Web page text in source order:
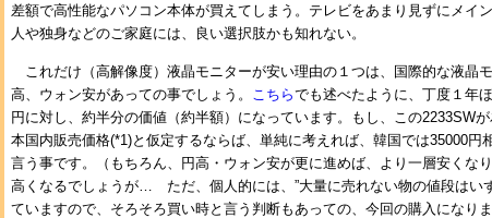
差額で高性能なパソコン本体が買えてしまう。テレビをあまり見ずにメイ
人や独身などのご家庭には、良い選択肢かも知れない。
これだけ（高解像度）液晶モニターが安い理由の１つは、国際的な液晶
高、ウォン安があっての事でしょう。 こちらでも述べたように、丁度１年
円に対し、約半分の価値（約半額）になっています。もし、この2233SW
本国内販売価格(*1)と仮定するならば、単純に考えれば、韓国では35000円
言う事です。（もちろん、円高・ウォン安が更に進めば、より一層安くな
高くなるでしょうが… ただ、個人的には、”大量に売れない物の値段はい
ていますので、そろそろ買い時と言う判断もあっての、今回の購入になりま